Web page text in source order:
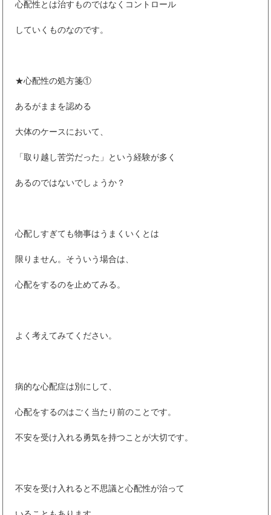
心配性とは治すものではなくコントロール
していくものなのです。
★心配性の処方箋①
あるがままを認める
大体のケースにおいて、
「取り越し苦労だった」という経験が多く
あるのではないでしょうか？
心配しすぎても物事はうまくいくとは
限りません。そういう場合は、
心配をするのを止めてみる。
よく考えてみてください。
病的な心配症は別にして、
心配をするのはごく当たり前のことです。
不安を受け入れる勇気を持つことが大切です。
不安を受け入れると不思議と心配性が治って